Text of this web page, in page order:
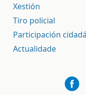
Xestión
Tiro policial
Participación cidadá
Actualidade